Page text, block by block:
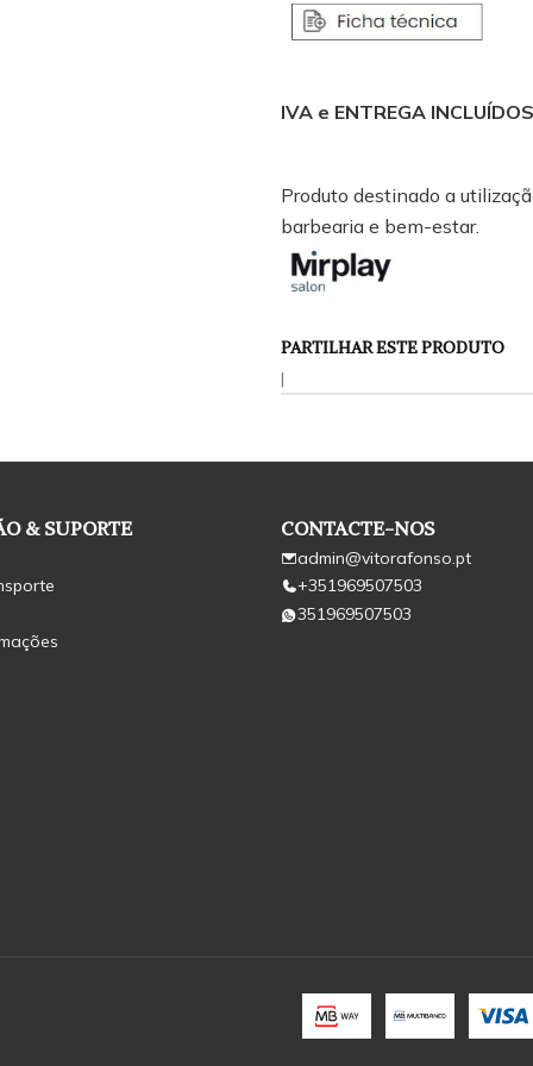
IVA e ENTREGA
Produto destinado a
barbearia e bem-estar.
PARTILHAR ESTE PRODUTO
|
& SUPORTE CONTACTE-NOS
admin@vitorafonso.pt
+351969507503
351969507503